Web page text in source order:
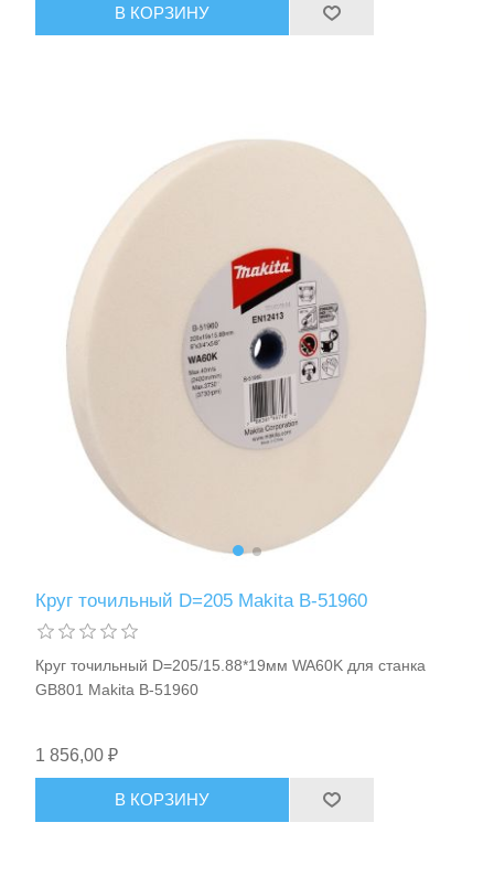
Оборудование для автосервиса
В КОРЗИНУ
Круг точильный D=205 Makita B-51960
Круг точильный D=205/15.88*19мм WA60K для станка
GB801 Makita B-51960
1 856,00 ₽
В КОРЗИНУ